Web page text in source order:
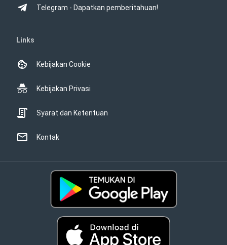
Telegram - Dapatkan pemberitahuan!
Links
Kebijakan Cookie
Kebijakan Privasi
Syarat dan Ketentuan
Kontak